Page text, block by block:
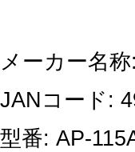
メーカー名
JANコード:
型番: AP-